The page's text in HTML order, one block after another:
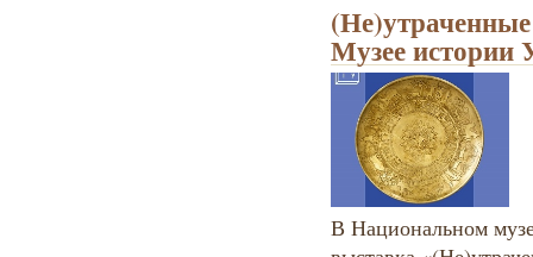
Музее истории
В Национальном